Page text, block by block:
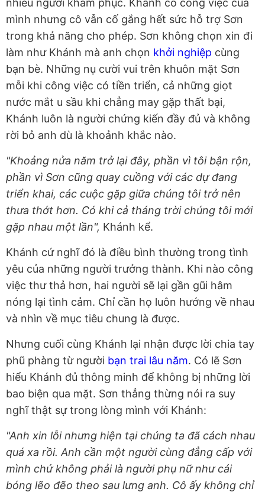
nhiều người khâm phục. Khánh có công việc của
mình nhưng cô vẫn cố gắng hết sức hỗ trợ Sơn
trong khả năng cho phép. Sơn không chọn xin đi
làm như Khánh mà anh chọn khởi nghiệp cùng
bạn bè. Những nụ cười vui trên khuôn mặt Sơn
mỗi khi công việc có tiền triển, cả những giọt
nước mắt u sầu khi chẳng may gặp thất bại,
Khánh luôn là người chứng kiến đầy đủ và không
rời bỏ anh dù là khoảnh khắc nào.
"Khoảng nửa năm trở lại đây, phần vì tôi bận rộn,
phần vì Sơn cũng quay cuồng với các dự đang
triển khai, các cuộc gặp giữa chúng tôi trở nên
thưa thớt hơn. Có khi cả tháng trời chúng tôi mới
gặp nhau một lần", Khánh kể.
Khánh cứ nghĩ đó là điều bình thường trong tình
yêu của những người trưởng thành. Khi nào công
việc thư thả hơn, hai người sẽ lại gần gũi hâm
nóng lại tình cảm. Chỉ cần họ luôn hướng về nhau
và nhìn về mục tiêu chung là được.
Nhưng cuối cùng Khánh lại nhận được lời chia tay
phũ phàng từ người bạn trai lâu năm. Có lẽ Sơn
hiểu Khánh đủ thông minh để không bị những lời
bao biện qua mặt. Sơn thẳng thừng nói ra suy
nghĩ thật sự trong lòng mình với Khánh:
"Anh xin lỗi nhưng hiện tại chúng ta đã cách nhau
quá xa rồi. Anh cần một người cùng đẳng cấp với
mình chứ không phải là người phụ nữ như cái
bóng lẽo đẽo theo sau lưng anh. Cô ấy không chỉ